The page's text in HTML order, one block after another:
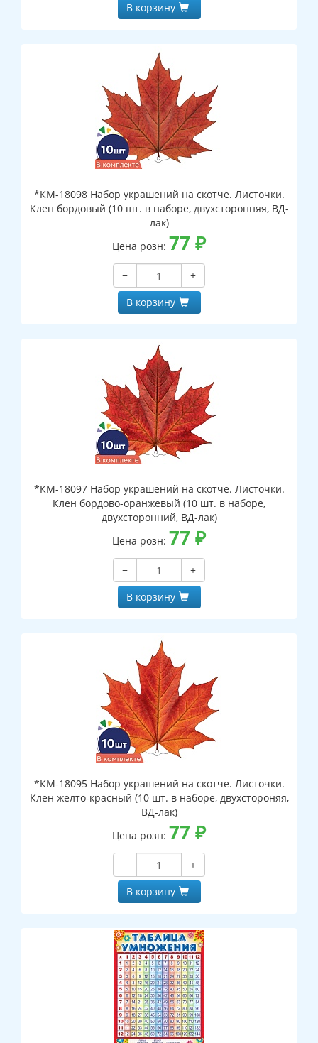
В корзину
*КМ-18098 Набор украшений на скотче. Листочки.
Клен бордовый (10 шт. в наборе, двухсторонняя, ВД-
лак)
Цена розн: 77 ₽
−
+
В корзину
*КМ-18097 Набор украшений на скотче. Листочки.
Клен бордово-оранжевый (10 шт. в наборе,
двухсторонний, ВД-лак)
Цена розн: 77 ₽
−
+
В корзину
*КМ-18095 Набор украшений на скотче. Листочки.
Клен желто-красный (10 шт. в наборе, двухстороняя,
ВД-лак)
Цена розн: 77 ₽
−
+
В корзину